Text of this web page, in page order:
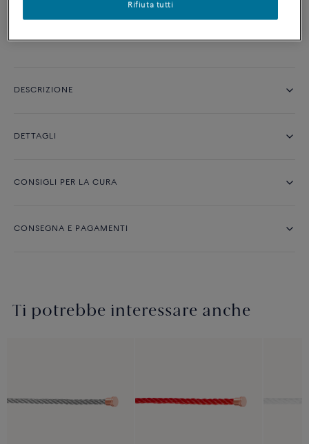
Contattataci per qualsiasi domanda sulle misure
DESCRIZIONE
DETTAGLI
CONSIGLI PER LA CURA
CONSEGNA E PAGAMENTI
Ti potrebbe interessare anche
Rifiuta tutti